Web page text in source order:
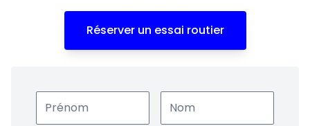
Réserver un essai routier